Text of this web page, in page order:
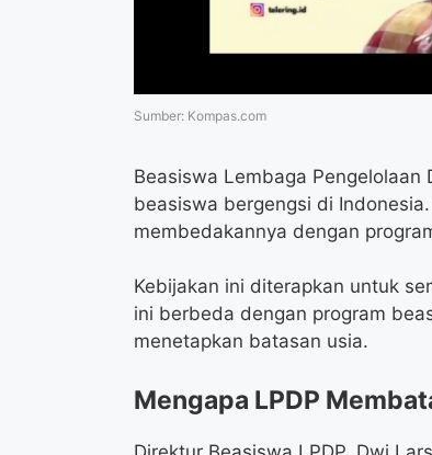
Sumber: Kompas.com
Beasiswa Lembaga Pengelolaan
beasiswa bergengsi di
membedakannya dengan
Kebijakan ini diterapkan untuk
ini berbeda dengan program
menetapkan batasan usia.
Mengapa LPDP